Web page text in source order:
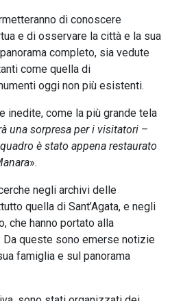
di conoscere
e di osservare la città e la sua
completo, sia vedute
come quella di
oggi non più esistenti.
inedite, come la più grande tela
una sorpresa per i visitatori –
è stato appena restaurato
».
negli archivi delle
quella di Sant’Agata, e negli
che hanno portato alla
queste sono emerse notizie
famiglia e sul panorama